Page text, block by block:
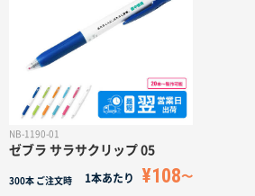
商品カテゴリーから探す
NB-1190-01
ゼブラ サラサクリップ 05
300本 ご注文時 1本あたり ¥108